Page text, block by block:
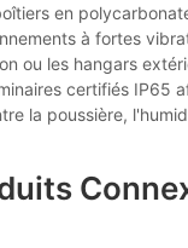
en
longue durée de vie
ou extérieures
à fortes
ou les hangars
certifiés IP65
la poussière,